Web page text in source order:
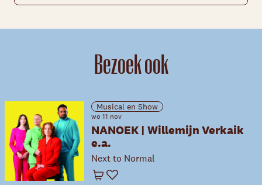
Bezoek ook
Musical en Show
wo 11 nov
NANOEK | Willemijn Verkaik
e.a.
Next to Normal
Winkelwagen
Favoriet